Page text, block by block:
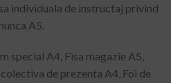
individuala de instructaj privind
A5.
special A4, Fisa magazie A5,
de prezenta A4, Foi de